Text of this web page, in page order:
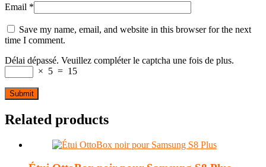
Email *
Save my name, email, and website in this browser for the next
time I comment.
Délai dépassé. Veuillez compléter le captcha une fois de plus.
× 5 = 15
Related products